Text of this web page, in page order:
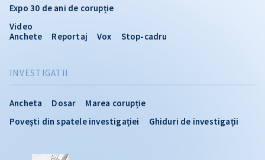
INVESTIGATII
Ancheta Dosar
Marea corupție
Povești din spatele investigației
Ghiduri de investigații
Expo 30 de ani de corupție
Video
Anchete
Reportaj Vox Stop-cadru